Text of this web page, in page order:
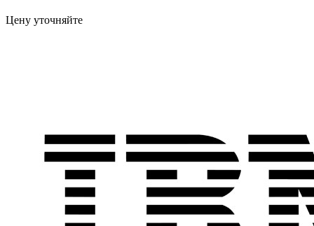
Цену уточняйте